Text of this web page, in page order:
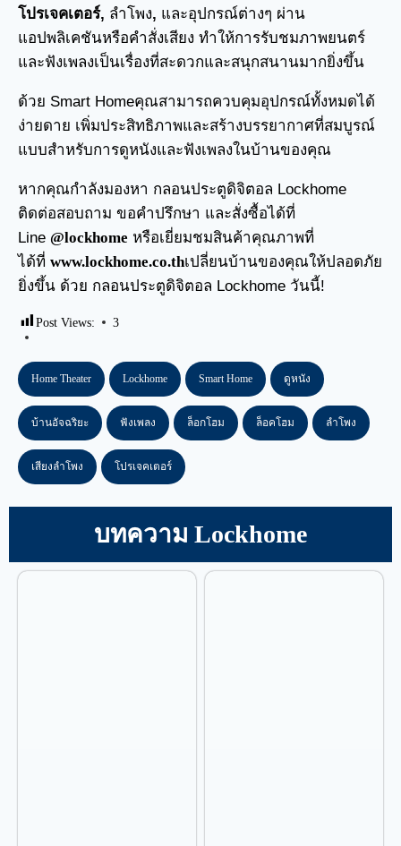
โปรเจคเตอร์, ลำโพง, และอุปกรณ์ต่างๆ ผ่าน
แอปพลิเคชันหรือคำสั่งเสียง ทำให้การรับชมภาพยนตร์
และฟังเพลงเป็นเรื่องที่สะดวกและสนุกสนานมากยิ่งขึ้น
ด้วย Smart Homeคุณสามารถควบคุมอุปกรณ์ทั้งหมดได้
ง่ายดาย เพิ่มประสิทธิภาพและสร้างบรรยากาศที่สมบูรณ์
แบบสำหรับการดูหนังและฟังเพลงในบ้านของคุณ
หากคุณกำลังมองหา กลอนประตูดิจิตอล Lockhome
ติดต่อสอบถาม ขอคำปรึกษา และสั่งซื้อได้ที่
Line @lockhome หรือเยี่ยมชมสินค้าคุณภาพที่
ได้ที่ www.lockhome.co.thเปลี่ยนบ้านของคุณให้ปลอดภัย
ยิ่งขึ้น ด้วย กลอนประตูดิจิตอล Lockhome วันนี้!
Post Views: 3
Home Theater Lockhome Smart Home ดูหนัง
บ้านอัจฉริยะ ฟังเพลง ล็อกโฮม ล็อคโฮม ลำโพง
เสียงลำโพง โปรเจคเตอร์
บทความ Lockhome